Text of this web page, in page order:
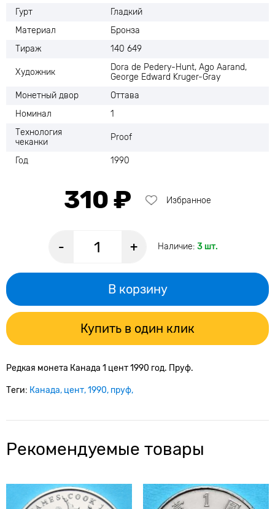
Гурт
Гладкий
Материал
Бронза
Тираж
140 649
Художник
Dora de Pedery-Hunt, Ago Aarand,
George Edward Kruger-Gray
Монетный двор
Оттава
Номинал
1
Технология
чеканки
Proof
Год 1990
310 ₽ Избранное
- + Наличие: 3 шт.
В корзину
Купить в один клик
Редкая монета Канада 1 цент 1990 год. Пруф.
Теги: Канада цент 1990 пруф
Рекомендуемые товары